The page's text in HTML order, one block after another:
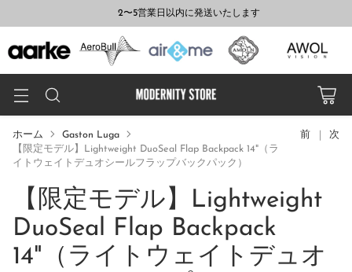
2〜5営業日以内に発送いたします
ホーム
Gaston Luga
【限定モデル】Lightweight DuoSeal Flap Backpack 14"（ラ
イトウェイトデュオシールフラップバックパック）
前 次
【限定モデル】Lightweight
DuoSeal Flap Backpack
14"（ライトウェイトデュオ